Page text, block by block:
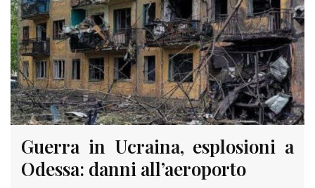
Guerra in Ucraina, esplosioni a
Odessa: danni all’aeroporto